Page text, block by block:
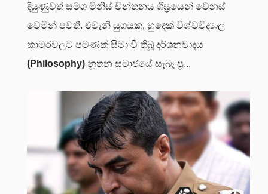
දියුණුවත් සමග මිනිස් චින්තනය ශීඝ්‍රයෙන් වෙනස්
වෙමින් පවතී. එවැනි යුගයක, හුදෙක් විශ්වවිද්‍යාල
කාමරවලට පමණක් සීමා වී තිබූ දර්ශනවාදය
(Philosophy) නූතන සමාජයේ සැබෑ ප්‍ර...